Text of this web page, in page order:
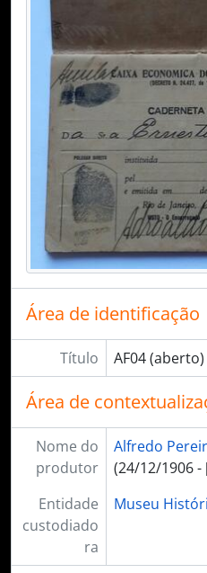
Área de identificação
Título AF04 (aberto)
Área de
Nome do
produtor
Alfredo
(24/12/1906 -
Entidade
custodiado
ra
Museu